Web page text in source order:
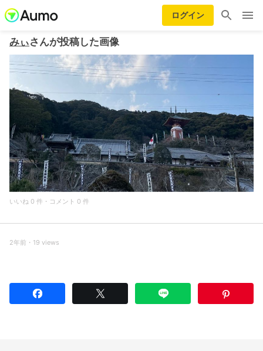
ログイン
みぃさんが投稿した画像
いいね 0 件・コメント 0 件
2年前・19 views